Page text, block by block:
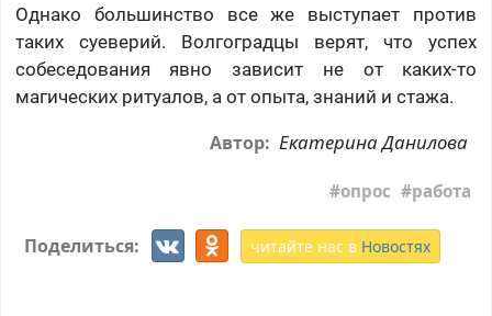
Однако большинство все же выступает против
таких суеверий. Волгоградцы верят, что успех
собеседования явно зависит не от каких-то
магических ритуалов, а от опыта, знаний и стажа.
Автор: Екатерина Данилова
опрос работа
Поделиться: читайте нас в Новостях